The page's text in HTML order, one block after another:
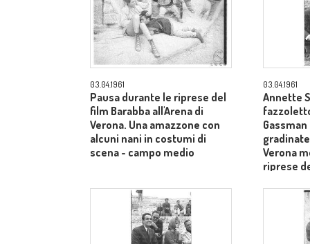
03.04.1961
Pausa durante le riprese del
film Barabba all'Arena di
Verona. Una amazzone con
alcuni nani in costumi di
scena - campo medio
03.04.1961
Annette
Verona
riprese